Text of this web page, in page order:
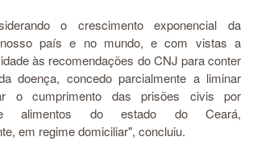
o crescimento exponencial da
país e no mundo, e com vistas a
às recomendações do CNJ para conter
doença, concedo parcialmente a liminar
o cumprimento das prisões civis por
alimentos do estado do Ceará,
em regime domiciliar", concluiu.